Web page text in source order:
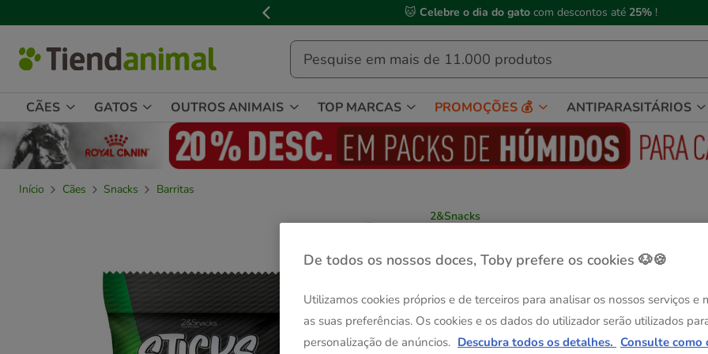
de
mensagem,
🐱 Celebre o dia do gato com descontos até 25% !
CÃES GATOS OUTROS ANIMAIS TOP MARCAS PROMOÇÕES 💰 ANTIPARASITÁRIOS
Início Cães Snacks
Barritas
2&Snacks
cães
Ver descrição
Peso:50 g
50 g
-25% na 2ª un.
2 pacotes x 50 g
Pack Poupança
De todos os nossos doces, Toby prefere os cookies 🐶🍪
Utilizamos cookies próprios e de terceiros para analisar os nossos serviços e
as suas preferências. Os cookies e os dados do utilizador serão utilizados
personalização de anúncios. Descubra todos os detalhes. Consulte como